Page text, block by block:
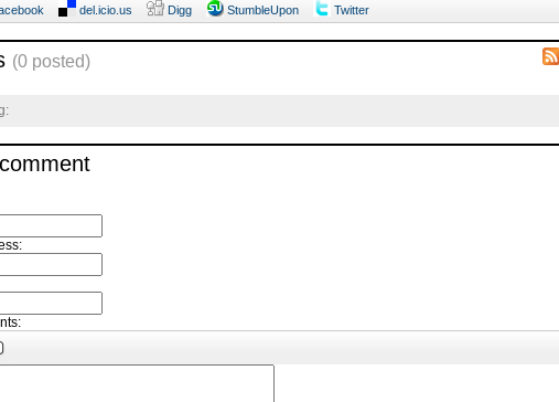
del.icio.us Digg StumbleUpon Twitter
(0 posted)